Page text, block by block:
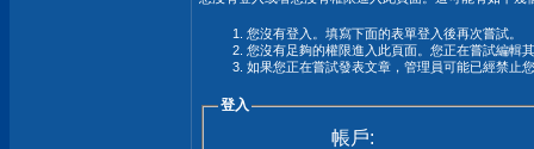
您沒有登入。填寫下面的表單登入後再次嘗試。
您沒有足夠的權限進入此頁面。您正在嘗試編輯
如果您正在嘗試發表文章，管理員可能已經禁止
登入
帳戶: